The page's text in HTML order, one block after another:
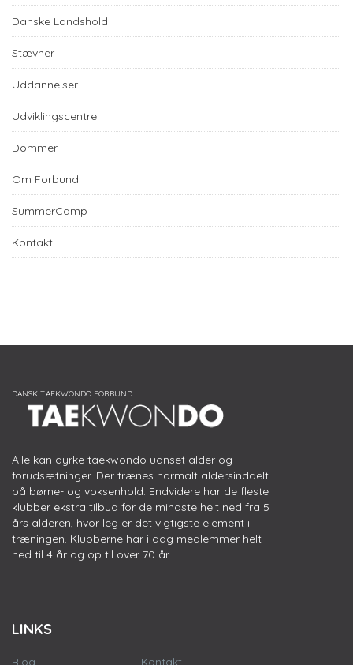
Danske Landshold
Stævner
Uddannelser
Udviklingscentre
Dommer
Om Forbund
SummerCamp
Kontakt
Alle kan dyrke taekwondo uanset alder og
forudsætninger. Der trænes normalt aldersinddelt
på børne- og voksenhold. Endvidere har de fleste
klubber ekstra tilbud for de mindste helt ned fra 5
års alderen, hvor leg er det vigtigste element i
træningen. Klubberne har i dag medlemmer helt
ned til 4 år og op til over 70 år.
LINKS
Blog Kontakt